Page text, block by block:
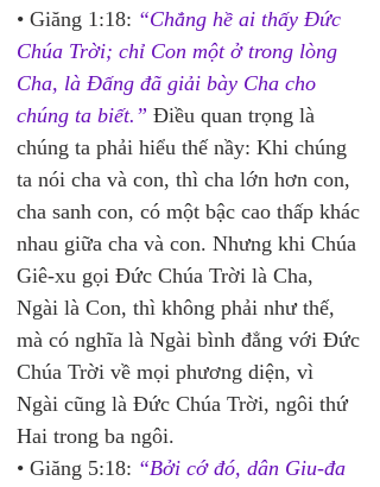
• Giăng 1:18: “Chẳng hề ai thấy Đức
Chúa Trời; chỉ Con một ở trong lòng
Cha, là Đấng đã giải bày Cha cho
chúng ta biết.” Điều quan trọng là
chúng ta phải hiểu thế nầy: Khi chúng
ta nói cha và con, thì cha lớn hơn con,
cha sanh con, có một bậc cao thấp khác
nhau giữa cha và con. Nhưng khi Chúa
Giê-xu gọi Đức Chúa Trời là Cha,
Ngài là Con, thì không phải như thế,
mà có nghĩa là Ngài bình đẳng với Đức
Chúa Trời về mọi phương diện, vì
Ngài cũng là Đức Chúa Trời, ngôi thứ
Hai trong ba ngôi.
• Giăng 5:18: “Bởi cớ đó, dân Giu-đa